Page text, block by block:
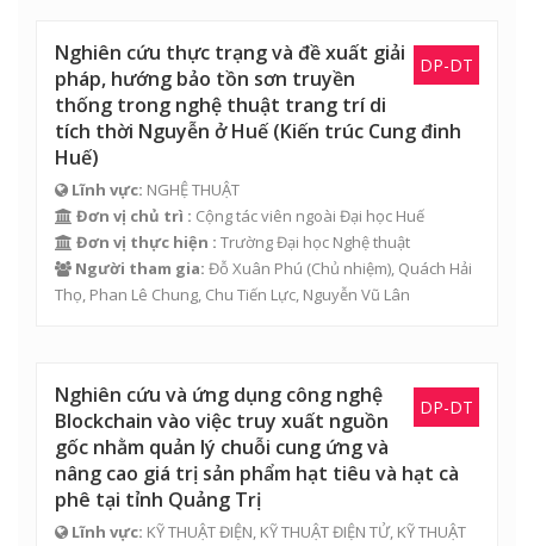
DP-DT
Nghiên cứu thực trạng và đề xuất giải
pháp, hướng bảo tồn sơn truyền
thống trong nghệ thuật trang trí di
tích thời Nguyễn ở Huế (Kiến trúc Cung đinh
Huế)
Lĩnh vực: NGHỆ THUẬT
Đơn vị chủ trì : Cộng tác viên ngoài Đại học Huế
Đơn vị thực hiện : Trường Đại học Nghệ thuật
Người tham gia: Đỗ Xuân Phú (Chủ nhiệm), Quách Hải
Thọ, Phan Lê Chung, Chu Tiến Lực, Nguyễn Vũ Lân
DP-DT
Nghiên cứu và ứng dụng công nghệ
Blockchain vào việc truy xuất nguồn
gốc nhằm quản lý chuỗi cung ứng và
nâng cao giá trị sản phẩm hạt tiêu và hạt cà
phê tại tỉnh Quảng Trị
Lĩnh vực: KỸ THUẬT ĐIỆN, KỸ THUẬT ĐIỆN TỬ, KỸ THUẬT